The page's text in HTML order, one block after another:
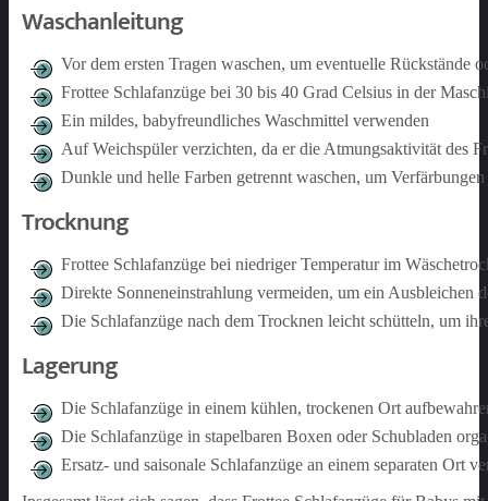
Waschanleitung
Vor dem ersten Tragen waschen, um eventuelle Rückstände
Frottee Schlafanzüge bei 30 bis 40 Grad Celsius in der
Ein mildes, babyfreundliches Waschmittel verwenden
Auf Weichspüler verzichten, da er die Atmungsaktivität des
Dunkle und helle Farben getrennt waschen, um
Trocknung
Frottee Schlafanzüge bei niedriger Temperatur im
Direkte Sonneneinstrahlung vermeiden, um ein Ausbleichen
Die Schlafanzüge nach dem Trocknen leicht schütteln, um
Lagerung
Die Schlafanzüge in einem kühlen, trockenen Ort
Die Schlafanzüge in stapelbaren Boxen oder Schubladen
Ersatz- und saisonale Schlafanzüge an einem separaten Ort